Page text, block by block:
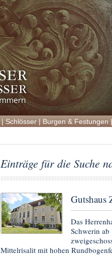
| Schlösser | Burgen & Festungen
Einträge für die Suche
Gutshaus
Das
Schwerin
Mittelrisalit mit hohen